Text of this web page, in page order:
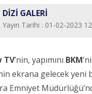
DİZİ GALERİ
Yayın Tarihi : 01-02-2023
TV’nin, yapımını BKM
ekrana gelecek yeni
Emniyet